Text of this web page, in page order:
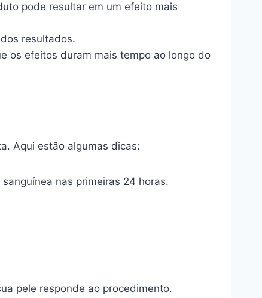
pode resultar em um efeito mais
resultados.
os efeitos duram mais tempo ao longo do
Aqui estão algumas dicas:
nas primeiras 24 horas.
pele responde ao procedimento.